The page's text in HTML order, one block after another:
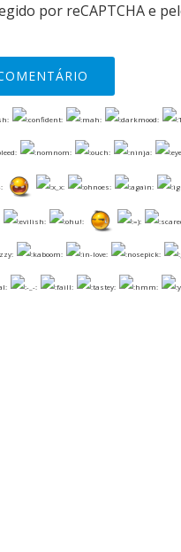
por reCAPTCHA e